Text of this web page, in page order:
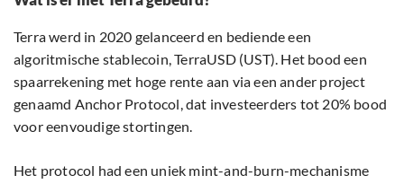
Terra werd in 2020 gelanceerd en bediende een
algoritmische stablecoin, TerraUSD (UST). Het bood een
spaarrekening met hoge rente aan via een ander project
genaamd Anchor Protocol, dat investeerders tot 20% bood
voor eenvoudige stortingen.
Het protocol had een uniek mint-and-burn-mechanisme